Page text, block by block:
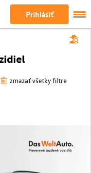
Prihlásiť
zmazať všetky filtre